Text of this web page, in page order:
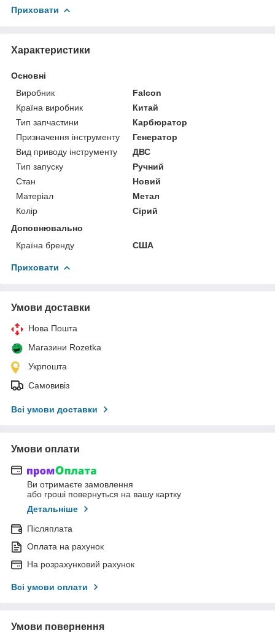
Приховати
Характеристики
Основні
Виробник
Falcon
Країна виробник
Китай
Тип запчастини
Карбюратор
Призначення інструменту
Генератор
Вид приводу інструменту
ДВС
Тип запуску
Ручний
Стан
Новий
Матеріал
Метал
Колір
Сірий
Доповнювально
Країна бренду
США
Приховати
Умови доставки
Нова Пошта
Магазини Rozetka
Укрпошта
Самовивіз
Всі умови доставки
Умови оплати
Ви отримаєте замовлення
або гроші повернуться на вашу картку
Детальніше
Післяплата
Оплата на рахунок
На розрахунковий рахунок
Всі умови оплати
Умови повернення